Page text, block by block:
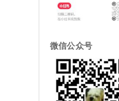
微信公众号